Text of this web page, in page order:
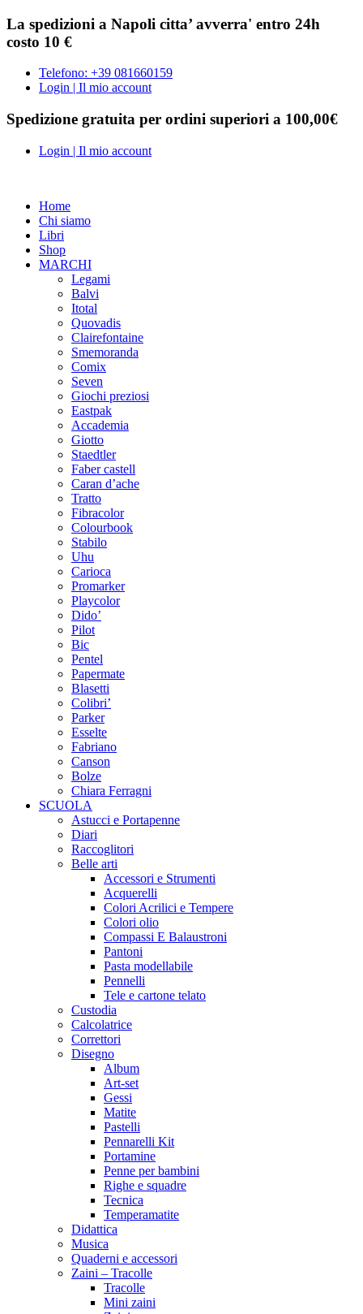
La spedizioni a Napoli citta’ avverra' entro 24h
costo 10 €
Telefono: +39 081660159
Login | Il mio account
Spedizione gratuita per ordini superiori a 100,00€
Login | Il mio account
Home
Chi siamo
Libri
Shop
MARCHI
Legami
Balvi
Itotal
Quovadis
Clairefontaine
Smemoranda
Comix
Seven
Giochi preziosi
Eastpak
Accademia
Giotto
Staedtler
Faber castell
Caran d’ache
Tratto
Fibracolor
Colourbook
Stabilo
Uhu
Carioca
Promarker
Playcolor
Dido’
Pilot
Bic
Pentel
Papermate
Blasetti
Colibri’
Parker
Esselte
Fabriano
Canson
Bolze
Chiara Ferragni
SCUOLA
Astucci e Portapenne
Diari
Raccoglitori
Belle arti
Accessori e Strumenti
Acquerelli
Colori Acrilici e Tempere
Colori olio
Compassi E Balaustroni
Pantoni
Pasta modellabile
Pennelli
Tele e cartone telato
Custodia
Calcolatrice
Correttori
Disegno
Album
Art-set
Gessi
Matite
Pastelli
Pennarelli Kit
Portamine
Penne per bambini
Righe e squadre
Tecnica
Temperamatite
Didattica
Musica
Quaderni e accessori
Zaini – Tracolle
Tracolle
Mini zaini